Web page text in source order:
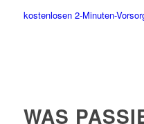
kostenlosen 2-Minuten-
WAS